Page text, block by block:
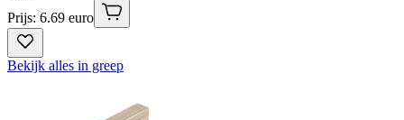
Prijs: 6.69 euro
Bekijk alles in greep